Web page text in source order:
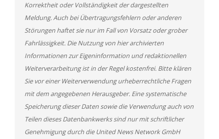
Korrektheit oder Vollständigkeit der dargestellten
Meldung. Auch bei Übertragungsfehlern oder anderen
Störungen haftet sie nur im Fall von Vorsatz oder grober
Fahrlässigkeit. Die Nutzung von hier archivierten
Informationen zur Eigeninformation und redaktionellen
Weiterverarbeitung ist in der Regel kostenfrei. Bitte klären
Sie vor einer Weiterverwendung urheberrechtliche Fragen
mit dem angegebenen Herausgeber. Eine systematische
Speicherung dieser Daten sowie die Verwendung auch von
Teilen dieses Datenbankwerks sind nur mit schriftlicher
Genehmigung durch die United News Network GmbH